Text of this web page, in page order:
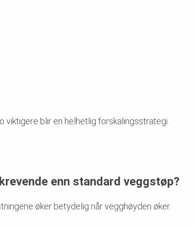
viktigere blir en helhetlig forskalingsstrategi.
enn standard veggstøp?
øker betydelig når vegghøyden øker.